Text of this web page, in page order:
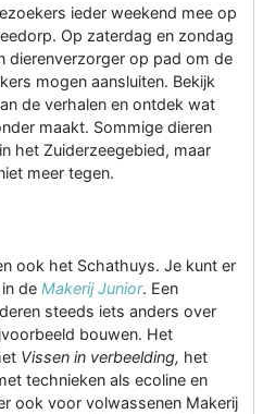
ieder weekend mee op
Op zaterdag en zondag
dierenverzorger op pad om de
mogen aansluiten. Bekijk
de verhalen en ontdek wat
maakt. Sommige dieren
het Zuiderzeegebied, maar
meer tegen.
ook het Schathuys. Je kunt er
de Makerij Junior. Een
steeds iets anders over
bouwen. Het
Vissen in verbeelding, het
technieken als ecoline en
ook voor volwassenen Makerij